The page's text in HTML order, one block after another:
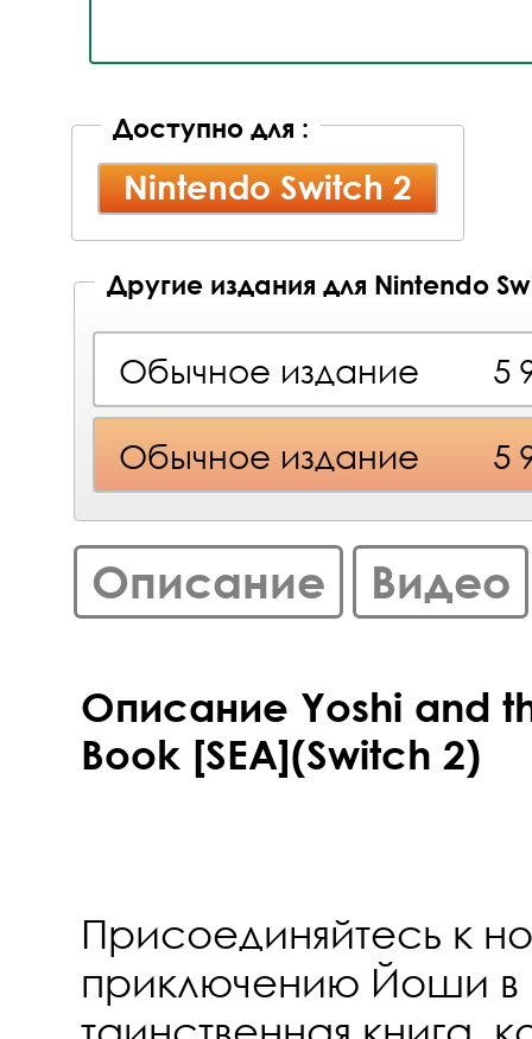
Доступно для :
Nintendo Switch 2
Другие издания для Nintendo
Обычное издание 5
Обычное издание 5
Описание Видео
Описание Yoshi and
Book [SEA](Switch 2)
Присоединяйтесь к
приключению Йоши